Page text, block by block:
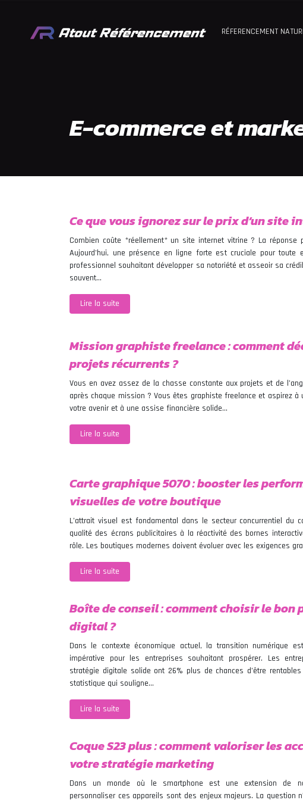
RÉFERENCEMENT
E-commerce et
Ce que vous ignorez sur le prix d’un site
Combien coûte *réellement* un site internet vitrine ? La réponse
Aujourd’hui, une présence en ligne forte est cruciale pour toute
professionnel souhaitant développer sa notoriété et asseoir sa
souvent…
Lire la suite
Mission graphiste freelance : comment
projets récurrents ?
Vous en avez assez de la chasse constante aux projets et de
après chaque mission ? Vous êtes graphiste freelance et aspirez
votre avenir et à une assise financière solide…
Lire la suite
Carte graphique 5070 : booster les
visuelles de votre boutique
L’attrait visuel est fondamental dans le secteur concurrentiel du
qualité des écrans publicitaires à la réactivité des bornes
rôle. Les boutiques modernes doivent évoluer avec les exigences
Lire la suite
Boîte de conseil : comment choisir le bon
digital ?
Dans le contexte économique actuel, la transition numérique
impérative pour les entreprises souhaitant prospérer. Les
stratégie digitale solide ont 26% plus de chances d’être
statistique qui souligne…
Lire la suite
Coque S23 plus : comment valoriser les
votre stratégie marketing
Dans un monde où le smartphone est une extension de
personnaliser ces appareils sont des enjeux majeurs. La question